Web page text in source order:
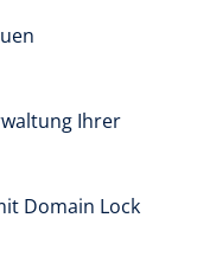
Ihrer
Domain Lock